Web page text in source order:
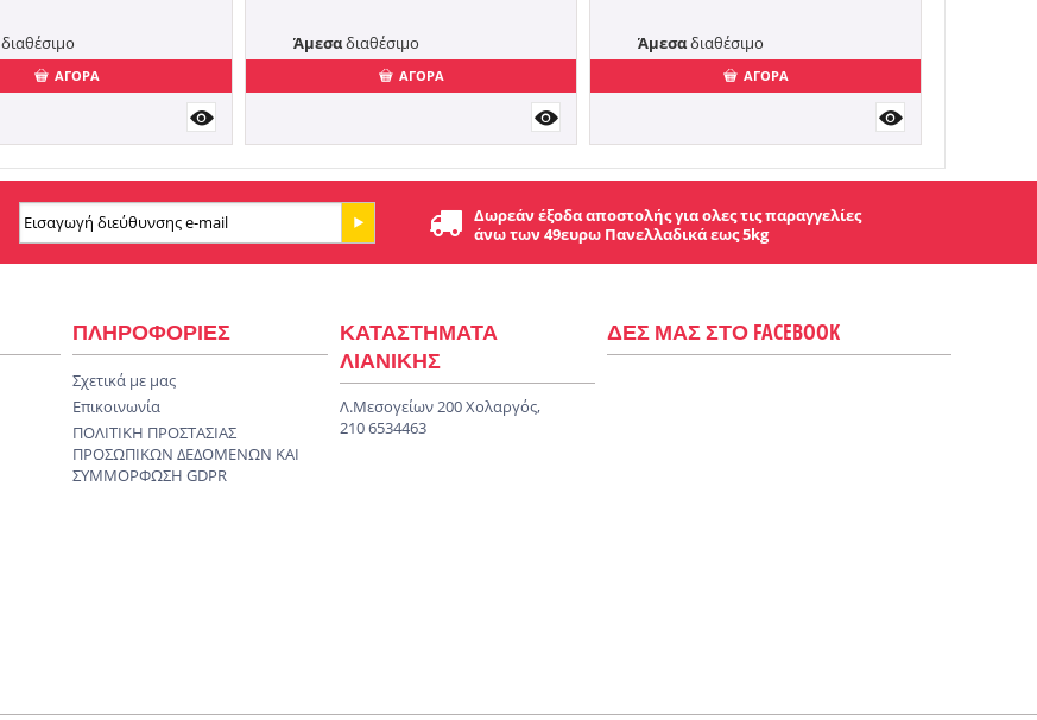
διαθέσιμο
ΑΓΟΡΑ
Άμεσαδιαθέσιμο
ΑΓΟΡΑ
Άμεσαδιαθέσιμο
ΑΓΟΡΑ
Δωρεάν έξοδα αποστολής για ολες τις παραγγελίες
άνω των 49ευρω Πανελλαδικά εως 5kg
ΠΛΗΡΟΦΟΡΙΕΣ
Σχετικά με μας
Επικοινωνία
ΠΟΛΙΤΙΚΗ ΠΡΟΣΤΑΣΙΑΣ
ΠΡΟΣΩΠΙΚΩΝ ΔΕΔΟΜΕΝΩΝ KAI
ΣΥΜΜΟΡΦΩΣΗ GDPR
ΚΑΤΑΣΤΗΜΑΤΑ
ΛΙΑΝΙΚΗΣ
Λ.Μεσογείων 200 Χολαργός,
210 6534463
ΔΕΣ ΜΑΣ ΣΤΟ FACEBOOK